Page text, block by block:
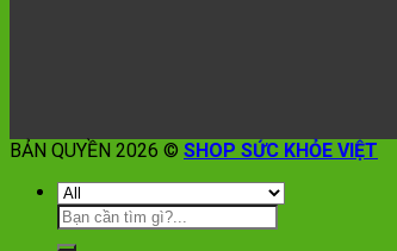
BẢN QUYỀN 2026 © SHOP SỨC KHỎE VIỆT